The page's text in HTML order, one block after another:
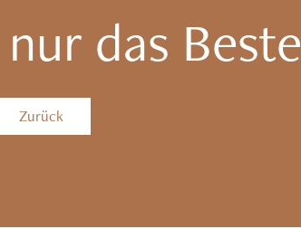
das Beste
Zurück